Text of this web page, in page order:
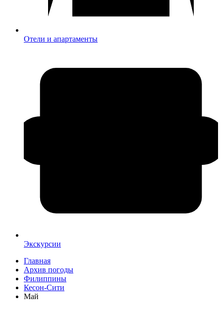
Отели и апартаменты
Экскурсии
Главная
Архив погоды
Филиппины
Кесон-Сити
Май